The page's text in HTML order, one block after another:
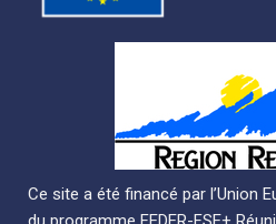
Ce site a été financé par l’Union